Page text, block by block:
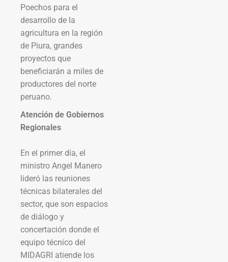
Poechos para el
desarrollo de la
agricultura en la región
de Piura, grandes
proyectos que
beneficiarán a miles de
productores del norte
peruano.
Atención de Gobiernos
Regionales
En el primer día, el
ministro Angel Manero
lideró las reuniones
técnicas bilaterales del
sector, que son espacios
de diálogo y
concertación donde el
equipo técnico del
MIDAGRI atiende los